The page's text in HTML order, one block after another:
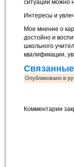
ситуации можно
Интересы и
Мое мнение о
достойно и
школьного
квалификации,
Опубликовано в
Комментарии